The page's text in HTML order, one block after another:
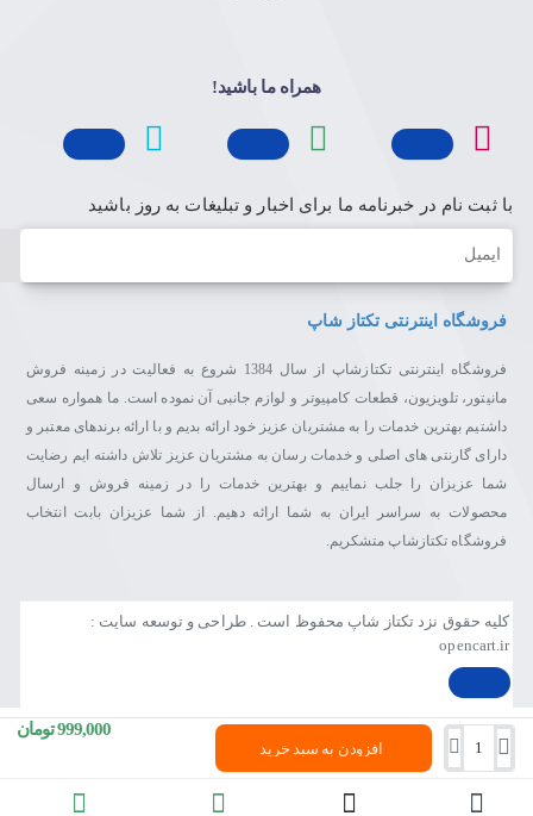
افزودن به سبد خرید
999,000 تومان
همراه ما باشید!
با ثبت نام در خبرنامه ما برای اخبار و تبلیغات به روز باشید
ایمیل
فروشگاه اینترنتی تکتاز شاپ
فروشگاه اینترنتی تکتازشاپ از سال 1384 شروع به فعالیت در زمینه فروش
مانیتور، تلویزیون، قطعات کامپیوتر و لوازم جانبی آن نموده است. ما همواره سعی
داشتیم بهترین خدمات را به مشتریان عزیز خود ارائه بدیم و با ارائه برندهای معتبر و
دارای گارنتی های اصلی و خدمات رسان به مشتریان عزیز تلاش داشته ایم رضایت
شما عزیزان را جلب نماییم و بهترین خدمات را در زمینه فروش و ارسال
محصولات به سراسر ایران به شما ارائه دهیم. از شما عزیزان بابت انتخاب
فروشگاه تکتازشاپ متشکریم.
کلیه حقوق نزد تکتاز شاپ محفوظ است . طراحی و توسعه سایت :
opencart.ir